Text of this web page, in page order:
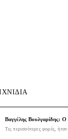
Βαγγέλης Βουλγαρίδης: Ο
Τις περισσότερες φορές, ήταν